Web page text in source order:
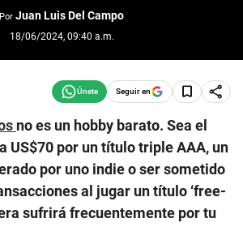
Por Juan Luis Del Campo
18/06/2024, 09:40 a.m.
Seguir en
no es un hobby barato. Sea el
US$70 por un título triple AAA, un
por uno indie o ser sometido
al jugar un título ‘free-
sufrirá frecuentemente por tu